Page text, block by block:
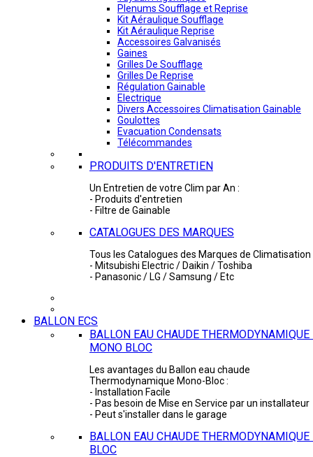
Plenums Soufflage et Reprise
Kit Aéraulique Soufflage
Kit Aéraulique Reprise
Accessoires Galvanisés
Gaines
Grilles De Soufflage
Grilles De Reprise
Régulation Gainable
Electrique
Divers Accessoires Climatisation Gainable
Goulottes
Evacuation Condensats
Télécommandes
PRODUITS D'ENTRETIEN
Un Entretien de votre Clim par An :
- Produits d'entretien
- Filtre de Gainable
CATALOGUES DES MARQUES
Tous les Catalogues des Marques de Climatisation
- Mitsubishi Electric / Daikin / Toshiba
- Panasonic / LG / Samsung / Etc
BALLON ECS
BALLON EAU CHAUDE THERMODYNAMIQUE
MONO BLOC
Les avantages du Ballon eau chaude
Thermodynamique Mono-Bloc :
- Installation Facile
- Pas besoin de Mise en Service par un installateur
- Peut s'installer dans le garage
BALLON EAU CHAUDE
BLOC